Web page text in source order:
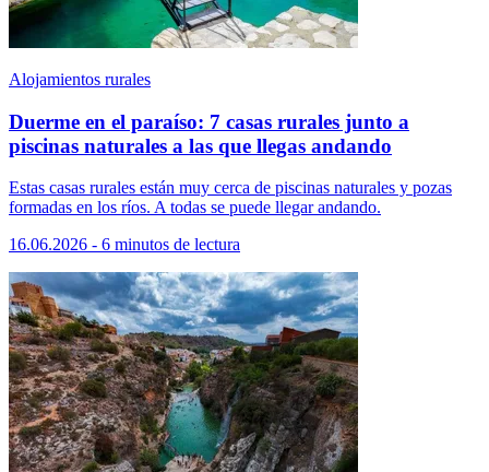
Alojamientos rurales
Duerme en el paraíso: 7 casas rurales junto a
piscinas naturales a las que llegas andando
Estas casas rurales están muy cerca de piscinas naturales y pozas
formadas en los ríos. A todas se puede llegar andando.
16.06.2026 - 6 minutos de lectura